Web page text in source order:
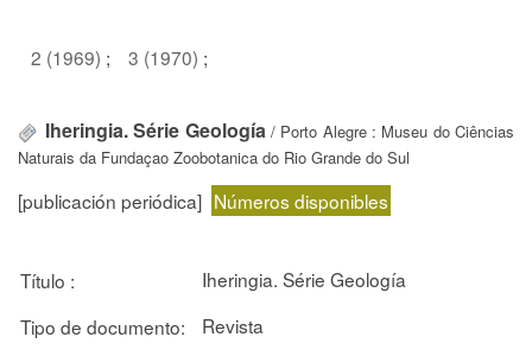
2 (1969) ; 3 (1970) ;
Iheringia. Série Geología/ Porto Alegre : Museu do Ciências
Naturais da Fundaçao Zoobotanica do Rio Grande do Sul
[publicación periódica] Números disponibles
Título :
Iheringia. Série Geología
Tipo de documento:
Revista